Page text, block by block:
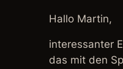
Hallo Martin,
interessanter
das mit den